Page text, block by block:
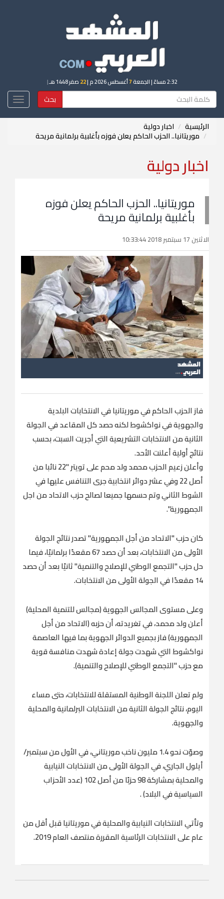
2:32 مساءً | الجمعة7أغسطس 2026 م | 22 صفر 1448 هـ |
بحث
الرئيسية اخبار دولية
موريتانيا.. الحزب الحاكم يعلن فوزه بأغلبية برلمانية مريحة
اخبار دولية
موريتانيا.. الحزب الحاكم يعلن فوزه
بأغلبية برلمانية مريحة
الاثنين 17 سبتمبر 2018 10:33:44
فاز الحزب الحاكم في موريتانيا في الانتخابات البلدية
والجهوية في نواكشوط لكنه حصد كل المقاعد في الجولة
الثانية من الانتخابات التشريعية التي أجريت السبت، بحسب
نتائج أولية أعلنت الأحد.
وأعلن زعيم الحزب محمد ولد محم على تويتر "22 نائبا من
أصل 22 وفي عشر دوائر انتخابية جرى التنافس عليها في
الشوط الثاني وتم حسمها جميعا لصالح حزب الاتحاد من اجل
الجمهورية".
كان حزب "الاتحاد من أجل الجمهورية" تصدر نتائج الجولة
الأولى من الانتخابات، بعد أن حصد 67 مقعدًا برلمانيًا، فيما
حل حزب "التجمع الوطني للإصلاح والتنمية" ثانيًا بعد أن حصد
14 مقعدًا في الجولة الأولى من الانتخابات.
وعلى مستوى المجالس الجهوية (مجالس للتنمية المحلية)
أعلن ولد محمد، في تغريدته، أن حزبه (الاتحاد من أجل
الجمهورية) فاز بجميع الدوائر الجهوية بما فيها العاصمة
نواكشوط التي شهدت جولة إعادة شهدت منافسة قوية
مع حزب "التجمع الوطني للإصلاح والتنمية).
ولم تعلن اللجنة الوطنية المستقلة للانتخابات، حتى مساء
اليوم، نتائج الجولة الثانية من الانتخابات البرلمانية والمحلية
والجهوية.
وصوّت نحو 1.4 مليون ناخب موريتاني، في الأول من سبتمبر/
أيلول الجاري، في الجولة الأولى من الانتخابات النيابية
والمحلية بمشاركة 98 حزبًا من أصل 102 (عدد الأحزاب
السياسية في البلاد) .
وتأتي الانتخابات النيابية والمحلية في موريتانيا قبل أقل من
عام على الانتخابات الرئاسية المقررة منتصف العام 2019.